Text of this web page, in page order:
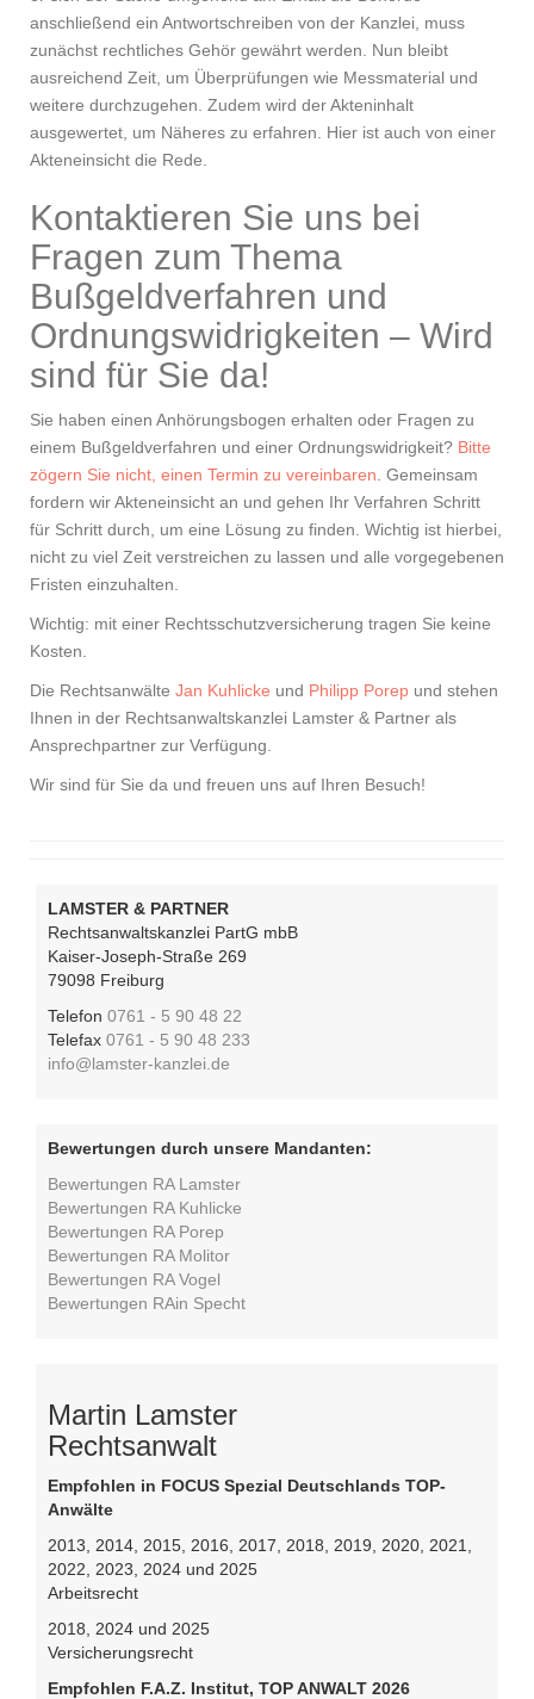
anschließend ein Antwortschreiben von der Kanzlei, muss
zunächst rechtliches Gehör gewährt werden. Nun bleibt
ausreichend Zeit, um Überprüfungen wie Messmaterial und
weitere durchzugehen. Zudem wird der Akteninhalt
ausgewertet, um Näheres zu erfahren. Hier ist auch von einer
Akteneinsicht die Rede.
Kontaktieren Sie uns bei
Fragen zum Thema
Bußgeldverfahren und
Ordnungswidrigkeiten – Wird
sind für Sie da!
Sie haben einen Anhörungsbogen erhalten oder Fragen zu
einem Bußgeldverfahren und einer Ordnungswidrigkeit? Bitte
zögern Sie nicht, einen Termin zu vereinbaren . Gemeinsam
fordern wir Akteneinsicht an und gehen Ihr Verfahren Schritt
für Schritt durch, um eine Lösung zu finden. Wichtig ist hierbei,
nicht zu viel Zeit verstreichen zu lassen und alle vorgegebenen
Fristen einzuhalten.
Wichtig: mit einer Rechtsschutzversicherung tragen Sie keine
Kosten.
Die Rechtsanwälte Jan Kuhlicke und Philipp Porep und stehen
Ihnen in der Rechtsanwaltskanzlei Lamster & Partner als
Ansprechpartner zur Verfügung.
Wir sind für Sie da und freuen uns auf Ihren Besuch!
LAMSTER & PARTNER
Rechtsanwaltskanzlei PartG mbB
Kaiser-Joseph-Straße 269
79098 Freiburg
Telefon 0761 - 5 90 48 22
Telefax 0761 - 5 90 48 233
info@lamster-kanzlei.de
Bewertungen durch unsere Mandanten:
Bewertungen RA Lamster
Bewertungen RA Kuhlicke
Bewertungen RA Porep
Bewertungen RA Molitor
Bewertungen RA Vogel
Bewertungen RAin Specht
Martin Lamster
Rechtsanwalt
Empfohlen in FOCUS Spezial Deutschlands TOP-
Anwälte
2013, 2014, 2015, 2016, 2017, 2018, 2019, 2020, 2021,
2022, 2023, 2024 und 2025
Arbeitsrecht
2018, 2024 und 2025
Versicherungsrecht
Empfohlen F.A.Z. Institut, TOP ANWALT 2026